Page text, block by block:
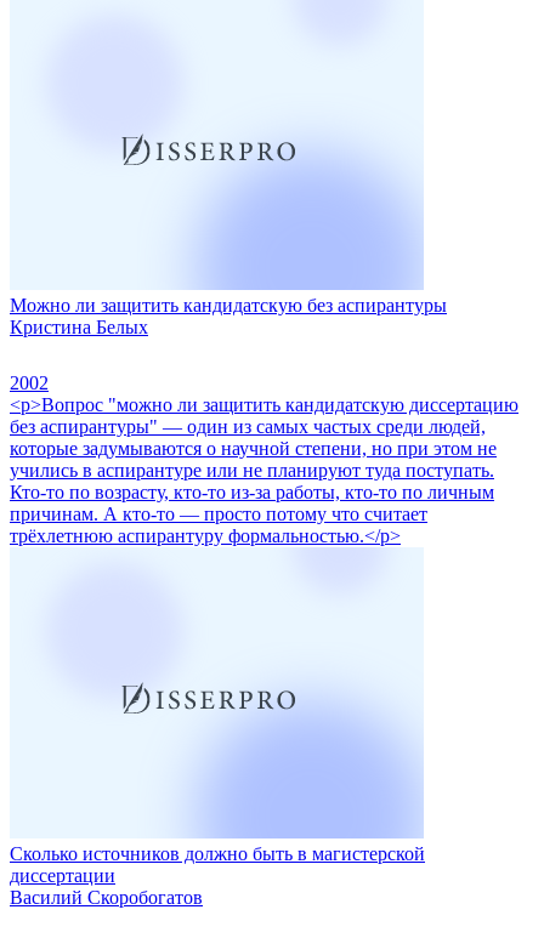
Можно ли защитить кандидатскую без аспирантуры
Кристина Белых
2002
<p>Вопрос "можно ли защитить кандидатскую диссертацию
без аспирантуры" — один из самых частых среди людей,
которые задумываются о научной степени, но при этом не
учились в аспирантуре или не планируют туда поступать.
Кто-то по возрасту, кто-то из-за работы, кто-то по личным
причинам. А кто-то — просто потому что считает
трёхлетнюю аспирантуру формальностью.</p>
Сколько источников должно быть в магистерской
диссертации
Василий Скоробогатов